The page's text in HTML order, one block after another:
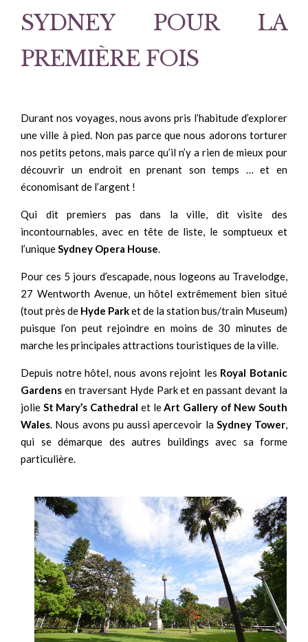
SYDNEY POUR LA
PREMIÈRE FOIS
Durant nos voyages, nous avons pris l’habitude d’explorer
une ville à pied. Non pas parce que nous adorons torturer
nos petits petons, mais parce qu’il n’y a rien de mieux pour
découvrir un endroit en prenant son temps … et en
économisant de l’argent !
Qui dit premiers pas dans la ville, dit visite des
incontournables, avec en tête de liste, le somptueux et
l’unique Sydney Opera House
Pour ces 5 jours d’escapade, nous logeons au Travelodge,
27 Wentworth Avenue, un hôtel extrêmement bien situé
(tout près de Hyde Parket de la station bus/train Museum)
puisque l’on peut rejoindre en moins de 30 minutes de
marche les principales attractions touristiques de la ville.
Depuis notre hôtel, nous avons rejoint les Royal Botanic
Gardens en traversant Hyde Park et en passant devant la
jolie St Mary’s Cathedral et le Art Gallery of New South
Wales . Nous avons pu aussi apercevoir laSydney Tower
qui se démarque des autres buildings avec sa forme
particulière.